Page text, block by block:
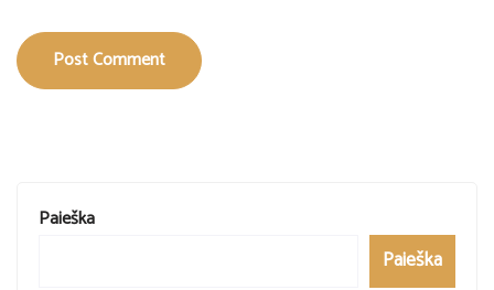
Post Comment
Paieška
Paieška